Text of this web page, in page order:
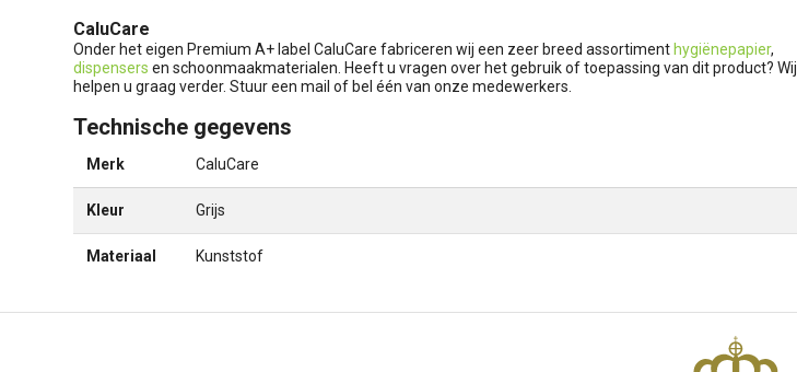
CaluCare
Onder het eigen Premium A+ label CaluCare fabriceren wij een zeer breed assortiment hygiënepapier,
dispensers en schoonmaakmaterialen. Heeft u vragen over het gebruik of toepassing van dit product? Wij
helpen u graag verder. Stuur een mail of bel één van onze medewerkers.
Technische gegevens
Merk CaluCare
Kleur Grijs
Materiaal Kunststof